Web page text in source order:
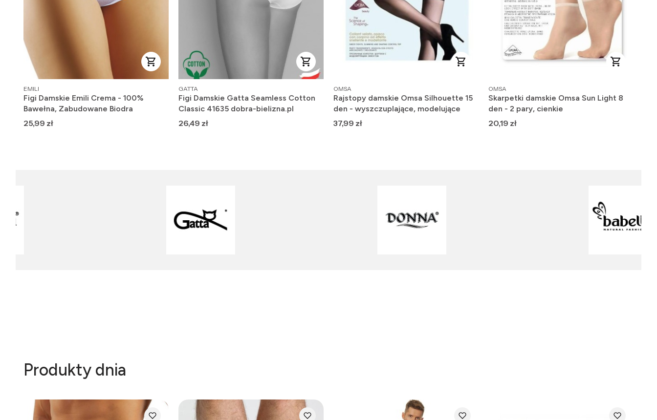
PRODUCENT
EMILI
Figi Damskie Emili Crema - 100%
Bawełna, Zabudowane Biodra
Cena
25,99 zł
PRODUCENT
GATTA
Figi Damskie Gatta Seamless Cotton
Classic 41635 dobra-bielizna.pl
Cena
26,49 zł
PRODUCENT
OMSA
Rajstopy damskie Omsa Silhouette 15
den - wyszczuplające, modelujące
Cena
37,99 zł
PRODUCENT
OMSA
Skarpetki damskie Omsa Sun Light 8
den - 2 pary, cienkie
Cena
20,19 zł
Produkty dnia